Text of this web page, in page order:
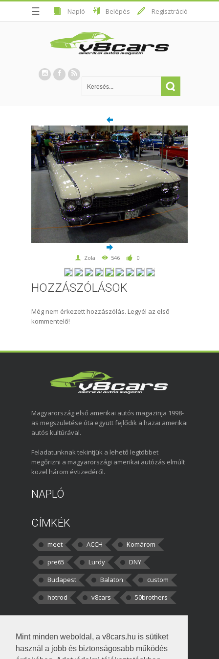
Mint minden weboldal, a v8cars.hu is sütiket
használ a jobb és biztonságosabb működés
☰ Napló Belépés Regisztráció
Zola 546 0
HOZZÁSZÓLÁSOK
Még nem érkezett hozzászólás. Legyél az első
kommentelő!
Magyarország első amerikai autós magazinja 1998-
as megszületése óta együtt fejlődik a hazai amerikai
autós kultúrával.
Feladatunknak tekintjük a lehető legtöbbet
megőrizni a magyarországi amerikai autózás elmúlt
közel három évtizedéről.
NAPLÓ
CÍMKÉK
meet ACCH
Komárom
pre65
Lurdy
DNY
Budapest
Balaton
custom
hotrod
v8cars 50brothers
kortisz:Elszúrtam! Én csak két
darabbaal számoltam. Nem tudtam, hogy fél autót,